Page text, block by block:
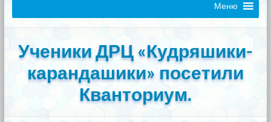
Меню
Ученики ДРЦ «Кудряшики-
карандашики» посетили
Кванториум.